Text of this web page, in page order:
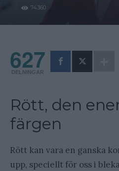
74360
627
DELNINGAR
Rött, den
färgen
Rött kan vara en ganska
upp, speciellt för oss i